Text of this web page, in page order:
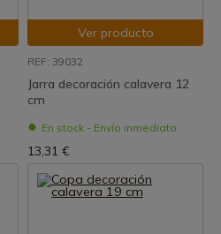
Ver producto
REF: 39032
Jarra decoración calavera 12
cm
En stock - Envío inmediato
13,31 €